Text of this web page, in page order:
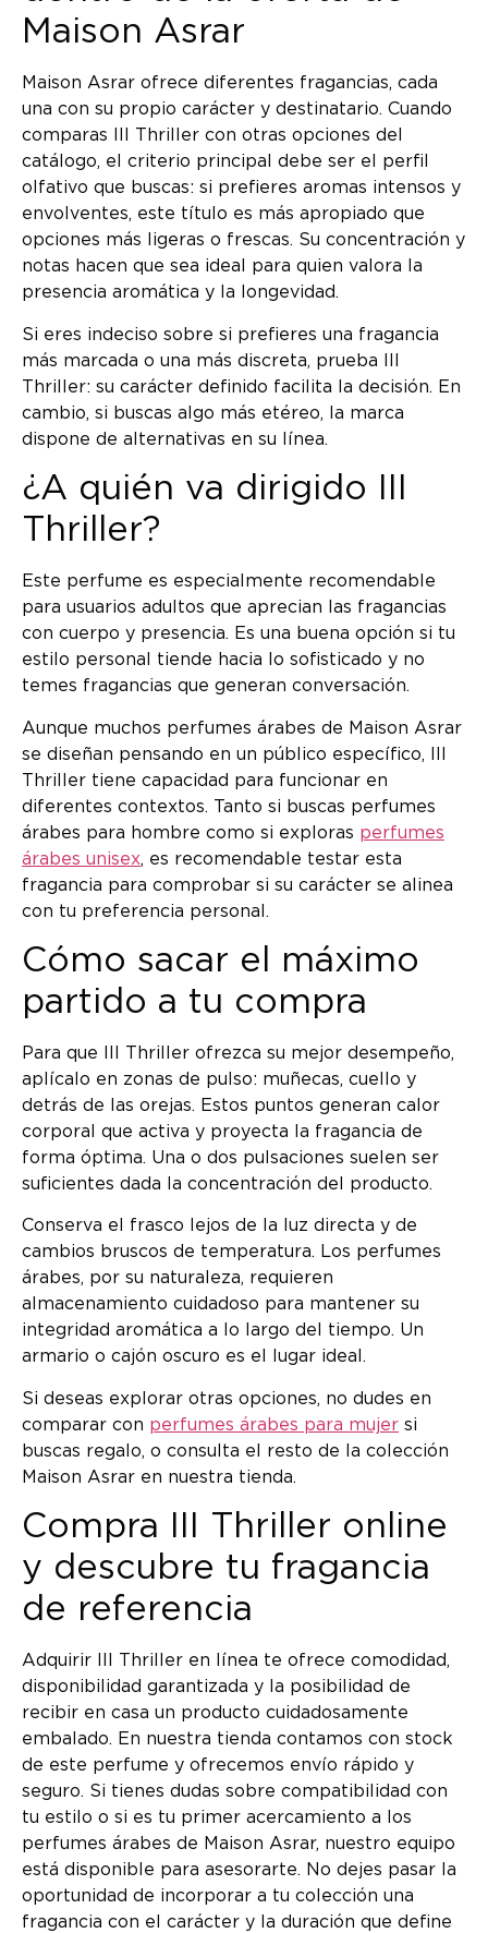
Maison Asrar
Maison Asrar ofrece diferentes fragancias, cada
una con su propio carácter y destinatario. Cuando
comparas III Thriller con otras opciones del
catálogo, el criterio principal debe ser el perfil
olfativo que buscas: si prefieres aromas intensos y
envolventes, este título es más apropiado que
opciones más ligeras o frescas. Su concentración y
notas hacen que sea ideal para quien valora la
presencia aromática y la longevidad.
Si eres indeciso sobre si prefieres una fragancia
más marcada o una más discreta, prueba III
Thriller: su carácter definido facilita la decisión. En
cambio, si buscas algo más etéreo, la marca
dispone de alternativas en su línea.
¿A quién va dirigido III
Thriller?
Este perfume es especialmente recomendable
para usuarios adultos que aprecian las fragancias
con cuerpo y presencia. Es una buena opción si tu
estilo personal tiende hacia lo sofisticado y no
temes fragancias que generan conversación.
Aunque muchos perfumes árabes de Maison Asrar
se diseñan pensando en un público específico, III
Thriller tiene capacidad para funcionar en
diferentes contextos. Tanto si buscas perfumes
árabes para hombre como si exploras perfumes
árabes unisex, es recomendable testar esta
fragancia para comprobar si su carácter se alinea
con tu preferencia personal.
Cómo sacar el máximo
partido a tu compra
Para que III Thriller ofrezca su mejor desempeño,
aplícalo en zonas de pulso: muñecas, cuello y
detrás de las orejas. Estos puntos generan calor
corporal que activa y proyecta la fragancia de
forma óptima. Una o dos pulsaciones suelen ser
suficientes dada la concentración del producto.
Conserva el frasco lejos de la luz directa y de
cambios bruscos de temperatura. Los perfumes
árabes, por su naturaleza, requieren
almacenamiento cuidadoso para mantener su
integridad aromática a lo largo del tiempo. Un
armario o cajón oscuro es el lugar ideal.
Si deseas explorar otras opciones, no dudes en
comparar con perfumes árabes para mujer si
buscas regalo, o consulta el resto de la colección
Maison Asrar en nuestra tienda.
Compra III Thriller online
y descubre tu fragancia
de referencia
Adquirir III Thriller en línea te ofrece comodidad,
disponibilidad garantizada y la posibilidad de
recibir en casa un producto cuidadosamente
embalado. En nuestra tienda contamos con stock
de este perfume y ofrecemos envío rápido y
seguro. Si tienes dudas sobre compatibilidad con
tu estilo o si es tu primer acercamiento a los
perfumes árabes de Maison Asrar, nuestro equipo
está disponible para asesorarte. No dejes pasar la
oportunidad de incorporar a tu colección una
fragancia con el carácter y la duración que define